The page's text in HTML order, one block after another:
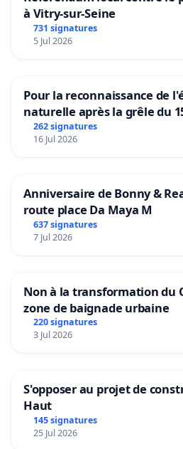
à Vitry-sur-Seine
731 signatures
5 Jul 2026
Pour la reconnaissance de
naturelle après la grêle du
Aubenas et ses alentours
262 signatures
16 Jul 2026
Anniversaire de Bonny &
route place Da Maya M
637 signatures
7 Jul 2026
Non à la transformation du
zone de baignade urbaine
220 signatures
3 Jul 2026
S'opposer au projet de
Haut
145 signatures
25 Jul 2026